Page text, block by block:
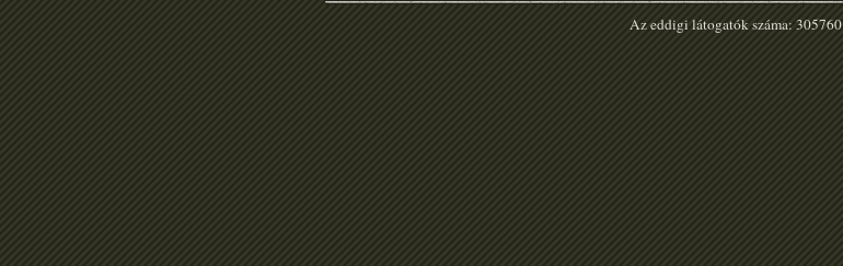
Az eddigi látogatók száma: 305760